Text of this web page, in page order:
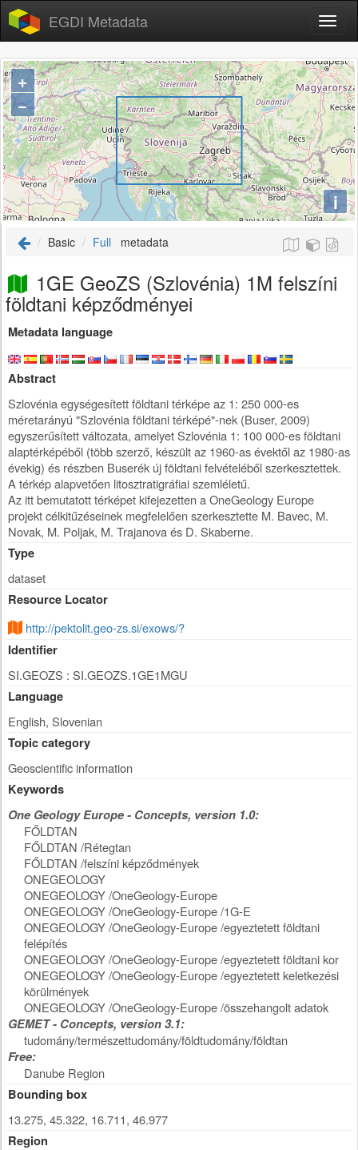
EGDI Metadata
+
−
i
Basic Full metadata
1GE GeoZS (Szlovénia) 1M felszíni
földtani képződményei
Metadata language
Abstract
Szlovénia egységesített földtani térképe az 1: 250 000-es
méretarányú "Szlovénia földtani térképé"-nek (Buser, 2009)
egyszerűsített változata, amelyet Szlovénia 1: 100 000-es földtani
alaptérképéből (több szerző, készült az 1960-as évektől az 1980-as
évekig) és részben Buserék új földtani felvételéből szerkesztettek.
A térkép alapvetően litosztratigráfiai szemléletű.
Az itt bemutatott térképet kifejezetten a OneGeology Europe
projekt célkitűzéseinek megfelelően szerkesztette M. Bavec, M.
Novak, M. Poljak, M. Trajanova és D. Skaberne.
Type
dataset
Resource Locator
http://pektolit.geo-zs.si/exows/?
Identifier
SI.GEOZS : SI.GEOZS.1GE1MGU
Language
English, Slovenian
Topic category
Geoscientific information
Keywords
One Geology Europe - Concepts, version 1.0:
FŐLDTAN
FŐLDTAN /Rétegtan
FŐLDTAN /felszíni képződmények
ONEGEOLOGY
ONEGEOLOGY /OneGeology-Europe
ONEGEOLOGY /OneGeology-Europe /1G-E
ONEGEOLOGY /OneGeology-Europe /egyeztetett földtani
felépítés
ONEGEOLOGY /OneGeology-Europe /egyeztetett földtani kor
ONEGEOLOGY /OneGeology-Europe /egyeztetett keletkezési
körülmények
ONEGEOLOGY /OneGeology-Europe /összehangolt adatok
GEMET - Concepts, version 3.1:
tudomány/természettudomány/földtudomány/földtan
Free:
Danube Region
Bounding box
13.275, 45.322, 16.711, 46.977
Region